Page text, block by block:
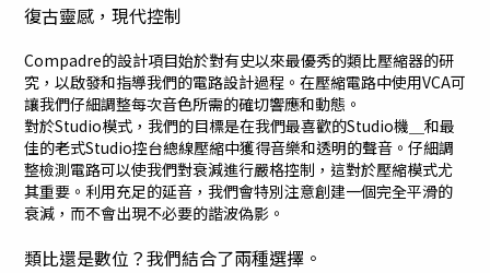
復古靈感，現代控制
Compadre的設計項目始於對有史以來最優秀的類比壓縮器的研
究，以啟發和指導我們的電路設計過程。在壓縮電路中使用VCA可
讓我們仔細調整每次音色所需的確切響應和動態。
對於Studio模式，我們的目標是在我們最喜歡的Studio機＿和最
佳的老式Studio控台總線壓縮中獲得音樂和透明的聲音。仔細調
整檢測電路可以使我們對衰減進行嚴格控制，這對於壓縮模式尤
其重要。利用充足的延音，我們會特別注意創建一個完全平滑的
衰減，而不會出現不必要的諧波偽影。
類比還是數位？我們結合了兩種選擇。